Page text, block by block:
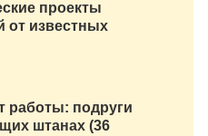
проекты
от известных
работы: подруги
штанах (36